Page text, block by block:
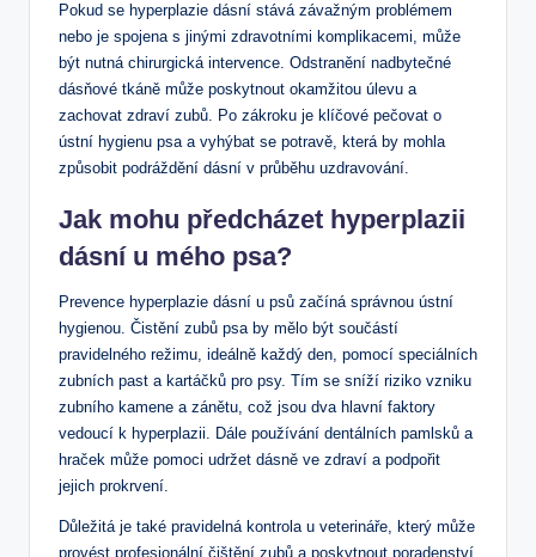
Pokud se hyperplazie dásní stává závažným problémem
nebo je spojena s jinými zdravotními komplikacemi, může
být nutná chirurgická intervence. Odstranění nadbytečné
dásňové tkáně může poskytnout okamžitou úlevu a
zachovat zdraví zubů. Po zákroku je klíčové pečovat o
ústní hygienu psa a vyhýbat se potravě, která by mohla
způsobit podráždění dásní v průběhu uzdravování.
Jak mohu předcházet hyperplazii
dásní u mého psa?
Prevence hyperplazie dásní u psů začíná správnou ústní
hygienou. Čistění zubů psa by mělo být součástí
pravidelného režimu, ideálně každý den, pomocí speciálních
zubních past a kartáčků pro psy. Tím se sníží riziko vzniku
zubního kamene a zánětu, což jsou dva hlavní faktory
vedoucí k hyperplazii. Dále používání dentálních pamlsků a
hraček může pomoci udržet dásně ve zdraví a podpořit
jejich prokrvení.
Důležitá je také pravidelná kontrola u veterináře, který může
provést profesionální čištění zubů a poskytnout poradenství